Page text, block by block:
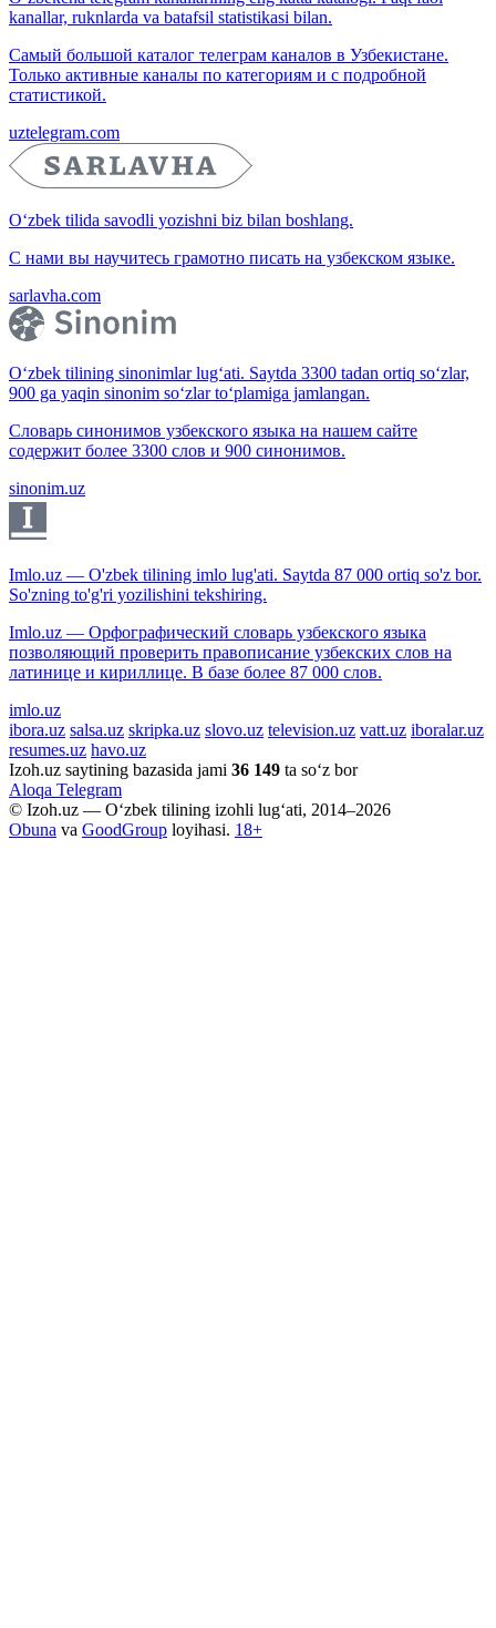
kanallar, ruknlarda va batafsil statistikasi bilan.
Самый большой каталог телеграм каналов в Узбекистане.
Только активные каналы по категориям и с подробной
статистикой.
uztelegram.com
O‘zbek tilida savodli yozishni biz bilan boshlang.
С нами вы научитесь грамотно писать на узбекском языке.
sarlavha.com
O‘zbek tilining sinonimlar lug‘ati. Saytda 3300 tadan ortiq so‘zlar,
900 ga yaqin sinonim so‘zlar to‘plamiga jamlangan.
Словарь синонимов узбекского языка на нашем сайте
содержит более 3300 слов и 900 синонимов.
sinonim.uz
Imlo.uz — O'zbek tilining imlo lug'ati. Saytda 87 000 ortiq so'z bor.
So'zning to'g'ri yozilishini tekshiring.
Imlo.uz — Орфографический словарь узбекского языка
позволяющий проверить правописание узбекских слов на
латинице и кириллице. В базе более 87 000 слов.
imlo.uz
ibora.uz salsa.uz skripka.uz slovo.uz television.uz vatt.uz iboralar.uz
resumes.uz havo.uz
Izoh.uz saytining bazasida jami 36 149 ta so‘z bor
Aloqa Telegram
© Izoh.uz — O‘zbek tilining izohli lug‘ati, 2014–2026
Obuna va GoodGroup loyihasi. 18+